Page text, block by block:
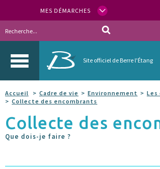
MES DÉMARCHES
Site officiel de Berre l'Étang
Accueil Cadre de vie Environnement
Les
Collecte des encombrants
Collecte des
Que dois-je faire ?